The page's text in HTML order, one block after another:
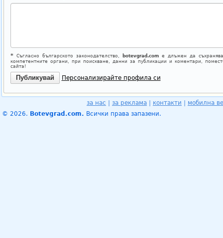
*Съгласно българското законодателство, botevgrad.comе длъжен да
компетентните органи, при поискване, данни за публикации и коментари,
сайта!
Персонализирайте профила си
за нас за реклама контакти
мобилна
© 2026. Botevgrad.com. Всички права запазени.